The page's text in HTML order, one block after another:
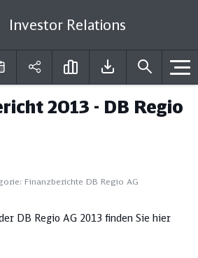
Investor Relations
DE EN
2013 - DB Regio
Finanzberichte DB Regio AG
DB Regio AG 2013 finden Sie hier